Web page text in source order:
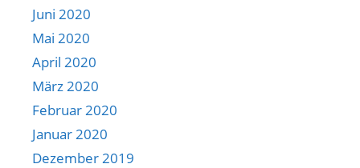
Juni 2020
Mai 2020
April 2020
März 2020
Februar 2020
Januar 2020
Dezember 2019